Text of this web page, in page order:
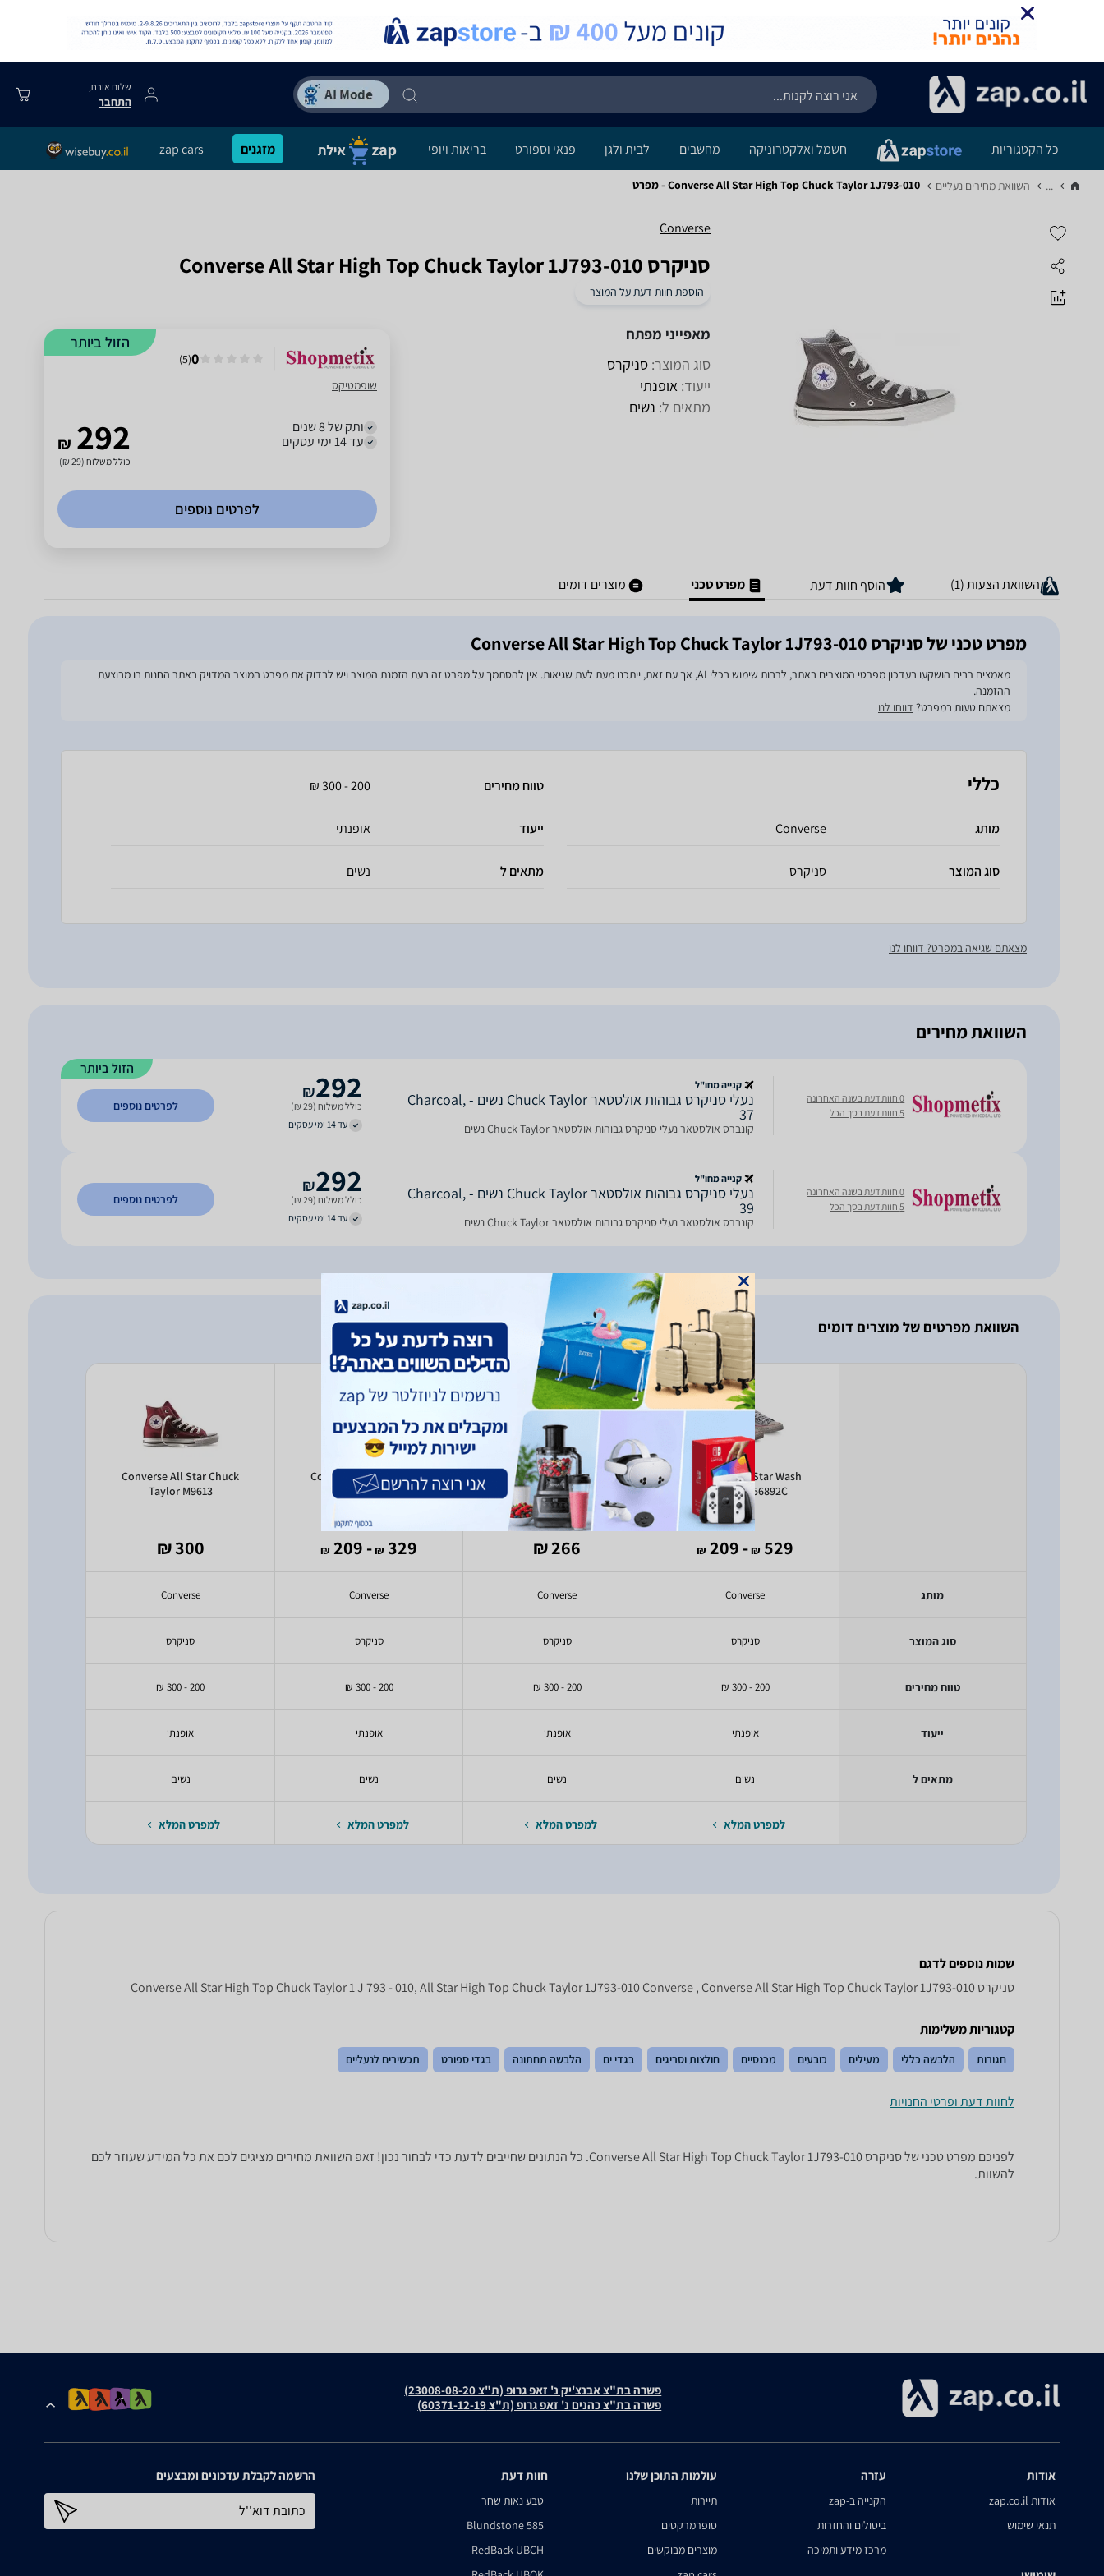
שלום אורח,
התחבר
כל הקטגוריות חשמל ואלקטרוניקה מחשבים לבית ולגן פנאי וספורט בריאות ויופי מזגנים zap cars
... השוואת מחירים נעליים‏ Converse All Star High Top Chuck Taylor 1J793-010 - מפרט
Converse
‏סניקרס Converse All Star High Top Chuck Taylor 1J793-010
הוספת חוות דעת על המוצר
מאפייני מפתח
סוג המוצר: סניקרס
ייעוד: אופנתי
מתאים ל: נשים
הזול ביותר
0
(
5
)
שופמטיקס
ותק של 8 שנים
עד 14 ימי עסקים
₪ 292
כולל משלוח (29 ₪)
לפרטים נוספים
השוואת הצעות (1) הוסף חוות דעת מפרט טכני מוצרים דומים
מפרט טכני של ‏סניקרס Converse All Star High Top Chuck Taylor 1J793-010
מאמצים רבים הושקעו בעדכון מפרטי המוצרים באתר, לרבות שימוש בכלי AI, אך עם זאת, ייתכנו מעת לעת שגיאות. אין להסתמך על מפרט זה בעת הזמנת המוצר ויש לבדוק את מפרט המוצר המדויק באתר החנות בו מבוצעת
ההזמנה.
מצאתם טעות במפרט? דווחו לנו
כללי
מותג Converse
סוג המוצר סניקרס
טווח מחירים 200 - 300 ₪
ייעוד אופנתי
מתאים ל נשים
מצאתם שגיאה במפרט? דווחו לנו
השוואת מחירים
הזול ביותר
0 חוות דעת בשנה האחרונה
5 חוות דעת בסך הכל
קנייה מחו"ל
נעלי סניקרס גבוהות אולסטאר Chuck Taylor נשים - Charcoal,
37
קונברס אולסטאר נעלי סניקרס גבוהות אולסטאר Chuck Taylor נשים
292
₪
כולל משלוח (29 ₪)
עד 14 ימי עסקים
לפרטים נוספים
0 חוות דעת בשנה האחרונה
5 חוות דעת בסך הכל
קנייה מחו"ל
נעלי סניקרס גבוהות אולסטאר Chuck Taylor נשים - Charcoal,
39
קונברס אולסטאר נעלי סניקרס גבוהות אולסטאר Chuck Taylor נשים
292
₪
כולל משלוח (29 ₪)
עד 14 ימי עסקים
לפרטים נוספים
השוואת מפרטים של מוצרים דומים
מותג
סוג המוצר
טווח מחירים
ייעוד
מתאים ל
Converse All Star Wash
Low Top 156892C
529
₪
- 209
₪
Converse
סניקרס
200 - 300 ₪
אופנתי
נשים
למפרט המלא
Converse All Star Chuck
Taylor Classic M7652C
266 ₪
Converse
סניקרס
200 - 300 ₪
אופנתי
נשים
למפרט המלא
Converse All Star Chuck
Taylor M3310C
329
₪
- 209
₪
Converse
סניקרס
200 - 300 ₪
אופנתי
נשים
למפרט המלא
Converse All Star Chuck
Taylor M9613
300 ₪
Converse
סניקרס
200 - 300 ₪
אופנתי
נשים
למפרט המלא
שמות נוספים לדגם
‏סניקרס Converse All Star High Top Chuck Taylor 1 J 793 - 010, All Star High Top Chuck Taylor 1J793-010 Converse , Converse All Star High Top Chuck Taylor 1J793-010
קטגוריות משלימות
חגורות הלבשה כללי מעילים כובעים מכנסיים חולצות וסריגים בגדי ים הלבשה תחתונה בגדי ספורט תכשירים לנעליים
לחוות דעת ופרטי החנויות
לפניכם מפרט טכני של ‏סניקרס Converse All Star High Top Chuck Taylor 1J793-010. כל הנתונים שחייבים לדעת כדי לבחור נכון! זאפ השוואת מחירים מציגים לכם את כל המידע שעוזר לכם
להשוות.
פשרה בת"צ אבנצ'יק נ' זאפ גרופ (ת"צ 23008-08-20)
פשרה בת"צ כהנים נ' זאפ גרופ (ת"צ 60371-12-19)
אודות
אודות zap.co.il
תנאי שימוש
עזרה
הקנייה ב-zap
ביטולים והחזרות
מרכז מידע ותמיכה
עולמות התוכן שלנו
תיירות
סופרמרקטים
מוצרים מבוקשים
חוות דעת
טבע נאות שחר
Blundstone 585
RedBack UBCH
הרשמה לקבלת עדכונים ומבצעים
כתובת דוא''ל